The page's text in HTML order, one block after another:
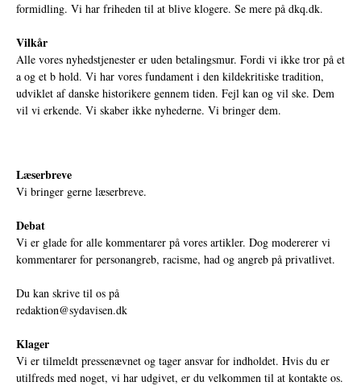
formidling. Vi har friheden til at blive klogere. Se mere på dkq.dk.
Vilkår
Alle vores nyhedstjenester er uden betalingsmur. Fordi vi ikke tror på et
a og et b hold. Vi har vores fundament i den kildekritiske tradition,
udviklet af danske historikere gennem tiden. Fejl kan og vil ske. Dem
vil vi erkende. Vi skaber ikke nyhederne. Vi bringer dem.
Læserbreve
Vi bringer gerne læserbreve.
Debat
Vi er glade for alle kommentarer på vores artikler. Dog modererer vi
kommentarer for personangreb, racisme, had og angreb på privatlivet.
Du kan skrive til os på
redaktion@sydavisen.dk
Klager
Vi er tilmeldt pressenævnet og tager ansvar for indholdet. Hvis du er
utilfreds med noget, vi har udgivet, er du velkommen til at kontakte os.